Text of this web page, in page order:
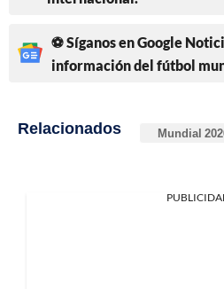
⚽ Síganos en Google
información del fútbol
Relacionados Mundial